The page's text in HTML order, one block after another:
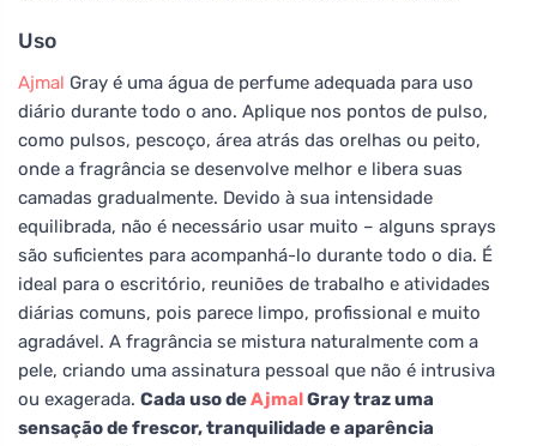
Uso
Ajmal Gray é uma água de perfume adequada para uso
diário durante todo o ano. Aplique nos pontos de pulso,
como pulsos, pescoço, área atrás das orelhas ou peito,
onde a fragrância se desenvolve melhor e libera suas
camadas gradualmente. Devido à sua intensidade
equilibrada, não é necessário usar muito – alguns sprays
são suficientes para acompanhá-lo durante todo o dia. É
ideal para o escritório, reuniões de trabalho e atividades
diárias comuns, pois parece limpo, profissional e muito
agradável. A fragrância se mistura naturalmente com a
pele, criando uma assinatura pessoal que não é intrusiva
ou exagerada. Cada uso deAjmalGray traz uma
sensação de frescor, tranquilidade e aparência